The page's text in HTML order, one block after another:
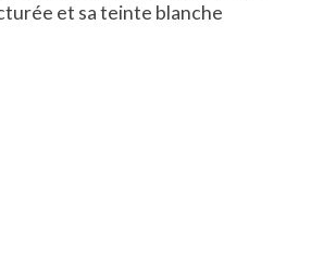
et sa teinte blanche